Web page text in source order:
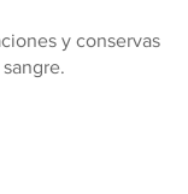
y conservas